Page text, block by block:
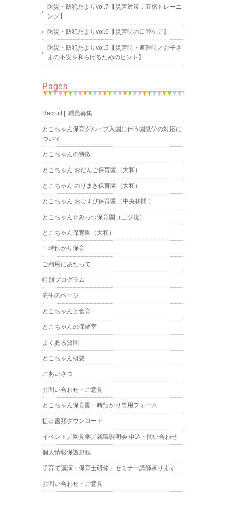
防災・防犯だよりvol.7【災害対策：五感トレーニ
ング】
防災・防犯だよりvol.6【災害時の口腔ケア】
防災・防犯だよりvol.5【災害時・避難時／お子さ
まの不安を和らげるためのヒント】
Pages
Recruit || 職員募集
とこちゃん保育グループ入園に伴う園見学の対応に
ついて
とこちゃんの特徴
とこちゃん おだんご保育園（大和）
とこちゃん のりまき保育園（大和）
とこちゃん おむすび保育園（中央林間 ）
とこちゃん☆みっつ保育園（三ツ境）
とこちゃん保育園（大和）
一時預かり保育
ご利用にあたって
特別プログラム
先生のページ
とこちゃんと食育
とこちゃんの保健室
よくある質問
とこちゃん概要
ごあいさつ
お問い合わせ・ご意見
とこちゃん保育園一時預かり専用フォーム
提出書類ダウンロード
イベント／園見学／就職説明会 申込・問い合わせ
個人情報保護規程
子育て講演・保育士研修・セミナー講師承ります
お問い合わせ・ご意見